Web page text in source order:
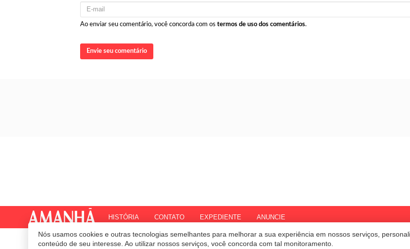
Nós usamos cookies e outras tecnologias semelhantes para melhorar a sua experiência em nossos serviços,
conteúdo de seu interesse. Ao utilizar nossos serviços, você concorda com tal monitoramento.
Ao enviar seu comentário, você concorda com os termos de uso dos comentários.
Envie seu comentário
HISTÓRIA CONTATO EXPEDIENTE ANUNCIE
© 2020 Revista Amanhã. Todos os direitos reservados.Desenvolvido por